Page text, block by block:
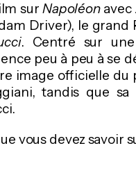
surNapoléonavec
Driver), le grand
. Centré sur
peu à peu à se
image officielle du
tandis que
vous devez savoir